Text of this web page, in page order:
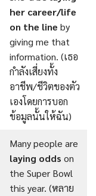
her career/life
on the line by
giving me that
information. (เธอ
กำลังเสี่ยงทั้ง
อาชีพ/ชีวิตของตัว
เองโดยการบอก
ข้อมูลนั้นให้ฉัน)
Many people are
laying odds on
the Super Bowl
this year. (หลาย